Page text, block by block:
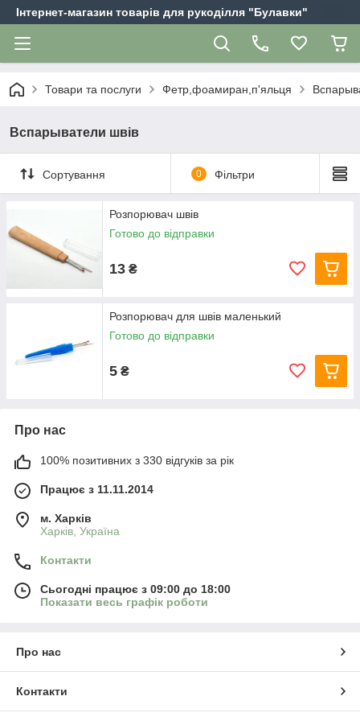
Інтернет-магазин товарів для рукоділля "Булавки"
Товари та послуги Фетр,фоамиран,п'яльця
Вспарыватели швів
Сортування 0 Фільтри
Розпорювач швів
Готово до відправки
13 ₴
Розпорювач для швів маленький
Готово до відправки
5 ₴
Про нас
100% позитивних з 330 відгуків за рік
Працює з 11.11.2014
м. Харків
Харків, Україна
Контакти
Сьогодні працює з 09:00 до 18:00
Показати весь графік роботи
Про нас
Контакти